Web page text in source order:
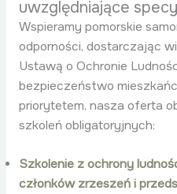
uwzględniające
Wspieramy pomorskie
odporności, dostarczając
Ustawą o Ochronie
bezpieczeństwo
priorytetem, nasza oferta
szkoleń obligatoryjnych:
Szkolenie z ochrony
członków zrzeszeń i